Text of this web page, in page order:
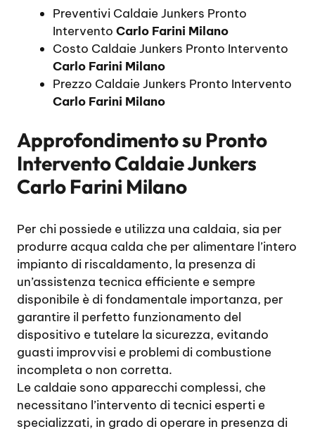
Preventivi Caldaie Junkers Pronto
Intervento Carlo Farini Milano
Costo Caldaie Junkers Pronto Intervento
Carlo Farini Milano
Prezzo Caldaie Junkers Pronto Intervento
Carlo Farini Milano
Approfondimento su Pronto
Intervento Caldaie Junkers
Carlo Farini Milano
Per chi possiede e utilizza una caldaia, sia per
produrre acqua calda che per alimentare l’intero
impianto di riscaldamento, la presenza di
un’assistenza tecnica efficiente e sempre
disponibile è di fondamentale importanza, per
garantire il perfetto funzionamento del
dispositivo e tutelare la sicurezza, evitando
guasti improvvisi e problemi di combustione
incompleta o non corretta.
Le caldaie sono apparecchi complessi, che
necessitano l’intervento di tecnici esperti e
specializzati, in grado di operare in presenza di